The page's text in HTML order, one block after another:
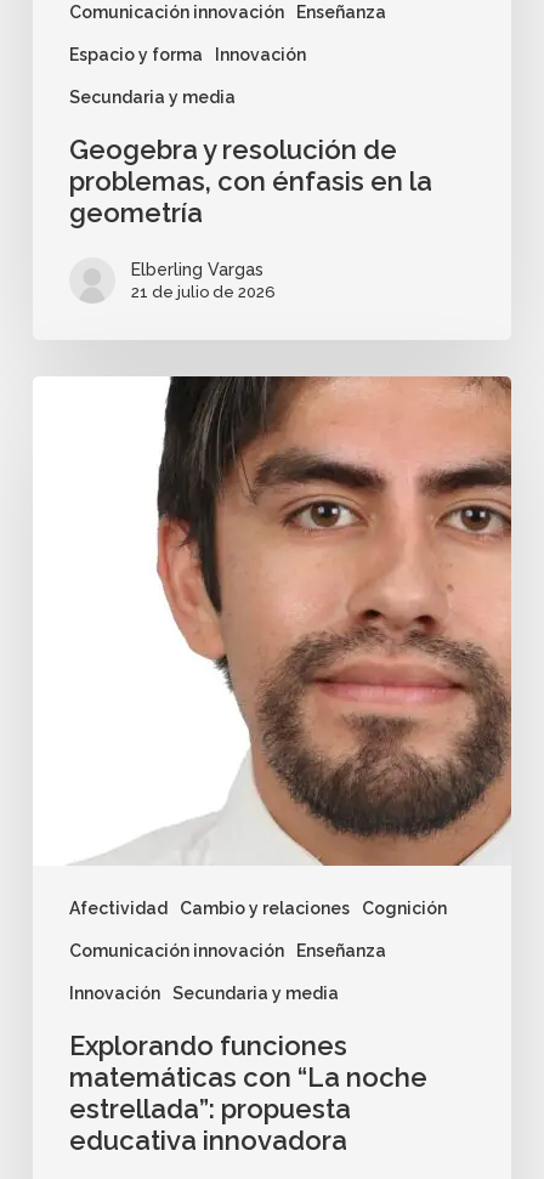
Comunicación innovación Enseñanza
Espacio y forma Innovación
Secundaria y media
Geogebra y resolución de
problemas, con énfasis en la
geometría
Elberling Vargas
21 de julio de 2026
Afectividad Cambio y relaciones Cognición
Comunicación innovación Enseñanza
Innovación Secundaria y media
Explorando funciones
matemáticas con “La noche
estrellada”: propuesta
educativa innovadora